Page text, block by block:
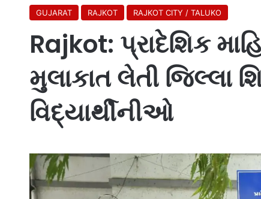
GUJARAT RAJKOT RAJKOT CITY / TALUKO
Rajkot: પ્રાદેશિક
મુલાકાત લેતી જિલ્લા
વિદ્યાર્થીનીઓ